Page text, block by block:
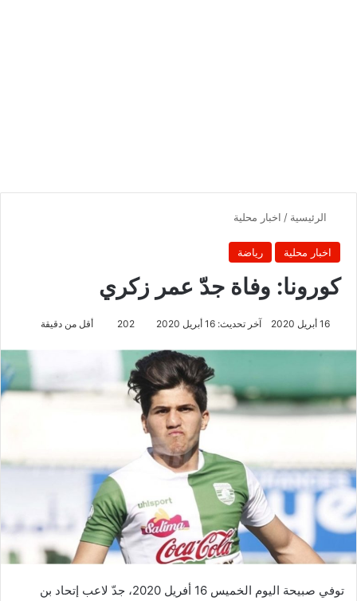
الرئيسية / اخبار محلية
اخبار محلية رياضة
كورونا: وفاة جدّ عمر زكري
16 أبريل 2020 آخر تحديث: 16 أبريل 2020 202 أقل من دقيقة
توفي صبيحة اليوم الخميس 16 أفريل 2020، جدّ لاعب إتحاد بن